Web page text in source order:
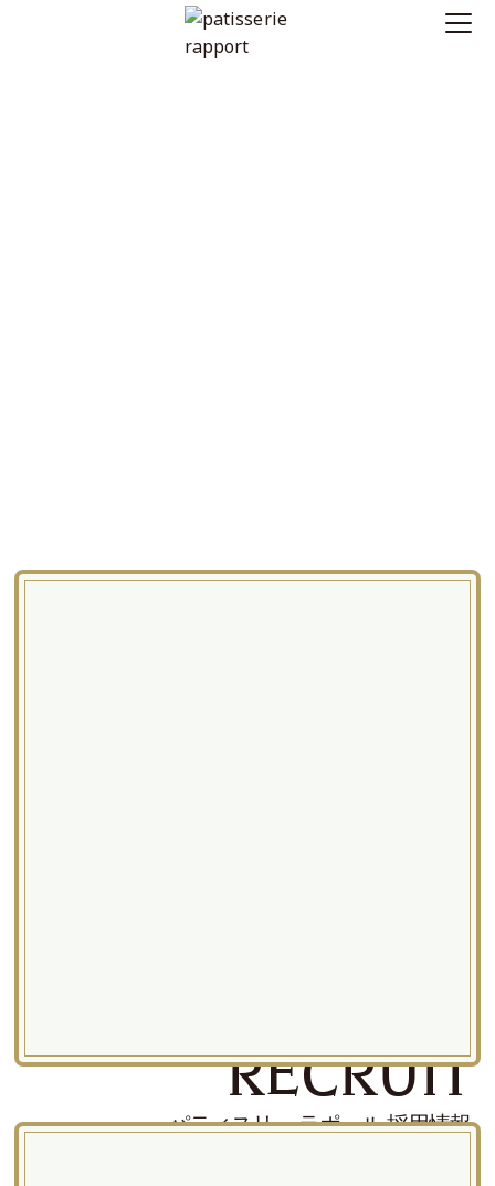
RECRUIT
パティスリー ラポール 採用情報